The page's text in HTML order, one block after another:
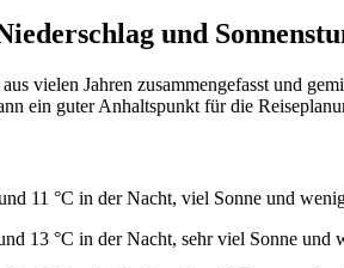
und
aus vielen Jahren zusammengefasst und
ein guter Anhaltspunkt für die
11 °C in der Nacht, viel Sonne und
13 °C in der Nacht, sehr viel Sonne und